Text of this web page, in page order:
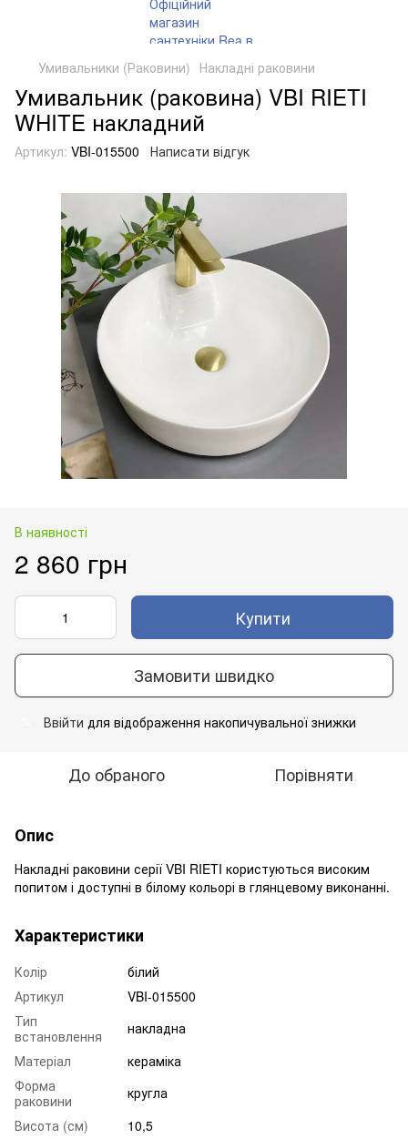
Умивальники (Раковини) Накладні раковини
Умивальник (раковина) VBI RIETI
WHITE накладний
Артикул: VBI-015500 Написати відгук
В наявності
2 860 грн
Купити
Замовити швидко
Ввійти для відображення накопичувальної знижки
До обраного Порівняти
Опис
Накладні раковини серії VBI RIETI користуються високим
попитом і доступні в білому кольорі в глянцевому виконанні.
Характеристики
Колір
білий
Артикул
VBI-015500
Тип
встановлення
накладна
Матеріал
кераміка
Форма
раковини
кругла
Висота (см)
10,5